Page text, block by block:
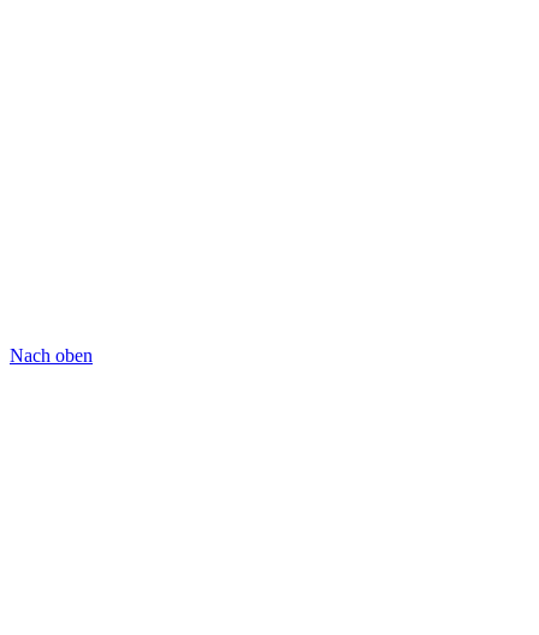
Nach oben